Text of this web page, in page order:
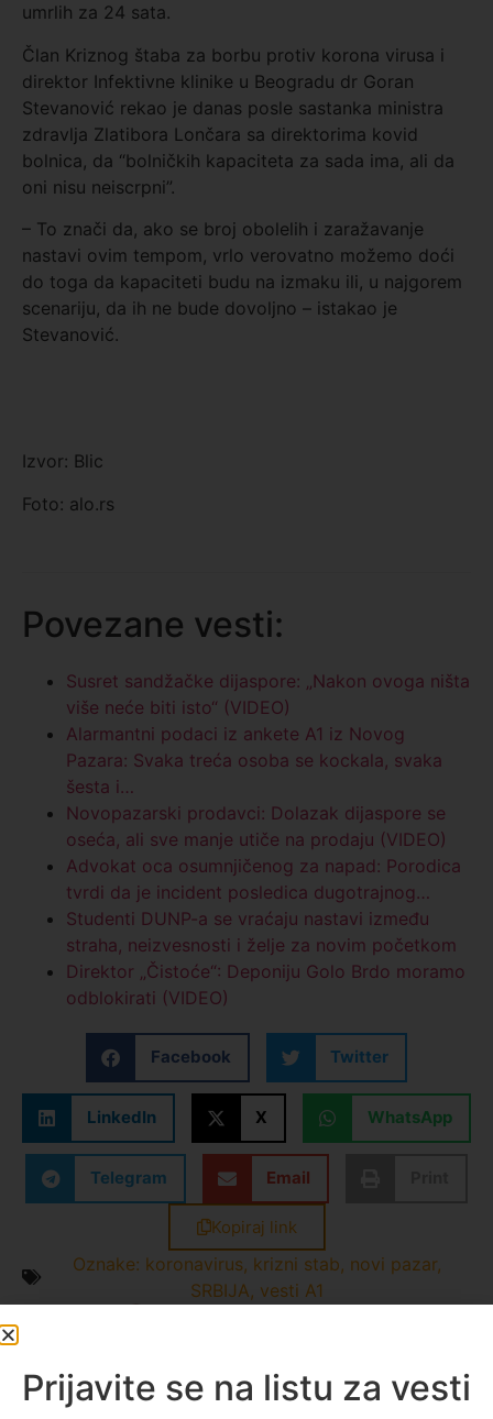
umrlih za 24 sata.
Član Kriznog štaba za borbu protiv korona virusa i
direktor Infektivne klinike u Beogradu dr Goran
Stevanović rekao je danas posle sastanka ministra
zdravlja Zlatibora Lončara sa direktorima kovid
bolnica, da “bolničkih kapaciteta za sada ima, ali da
oni nisu neiscrpni”.
– To znači da, ako se broj obolelih i zaražavanje
nastavi ovim tempom, vrlo verovatno možemo doći
do toga da kapaciteti budu na izmaku ili, u najgorem
scenariju, da ih ne bude dovoljno – istakao je
Stevanović.
Izvor: Blic
Foto: alo.rs
Povezane vesti:
Susret sandžačke dijaspore: „Nakon ovoga ništa
više neće biti isto“ (VIDEO)
Alarmantni podaci iz ankete A1 iz Novog
Pazara: Svaka treća osoba se kockala, svaka
šesta i…
Novopazarski prodavci: Dolazak dijaspore se
oseća, ali sve manje utiče na prodaju (VIDEO)
Advokat oca osumnjičenog za napad: Porodica
tvrdi da je incident posledica dugotrajnog…
Studenti DUNP-a se vraćaju nastavi između
straha, neizvesnosti i želje za novim početkom
Direktor „Čistoće“: Deponiju Golo Brdo moramo
odblokirati (VIDEO)
Facebook Twitter
LinkedIn X WhatsApp
Telegram Email
Kopiraj link
Oznake: koronavirus, krizni stab, novi pazar,
SRBIJA, vesti A1
Sve vesti
Prijavite se na listu za vesti